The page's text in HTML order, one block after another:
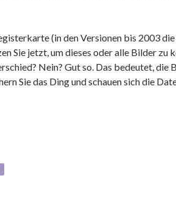
(in den Versionen bis 2003
Sie jetzt, um dieses oder alle Bilder zu
Nein? Gut so. Das bedeutet, die
Sie das Ding und schauen sich die